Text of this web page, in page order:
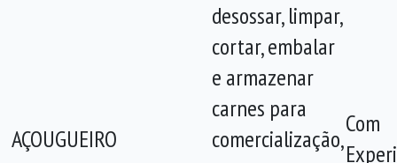
AÇOUGUEIRO
desossar, limpar,
cortar, embalar
e armazenar
carnes para
comercialização,
Com